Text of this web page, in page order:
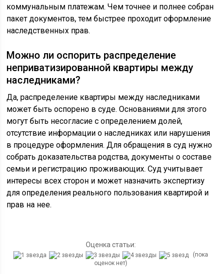
коммунальным платежам. Чем точнее и полнее собран
пакет документов, тем быстрее проходит оформление
наследственных прав.
Можно ли оспорить распределение
неприватизированной квартиры между
наследниками?
Да, распределение квартиры между наследниками
может быть оспорено в суде. Основаниями для этого
могут быть несогласие с определением долей,
отсутствие информации о наследниках или нарушения
в процедуре оформления. Для обращения в суд нужно
собрать доказательства родства, документы о составе
семьи и регистрацию проживающих. Суд учитывает
интересы всех сторон и может назначить экспертизу
для определения реального пользования квартирой и
прав на нее.
Оценка статьи:
(пока
оценок нет)